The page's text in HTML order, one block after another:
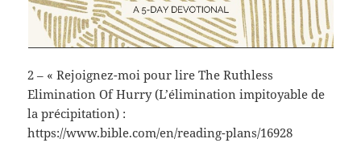
2 – « Rejoignez-moi pour lire The Ruthless
Elimination Of Hurry (L’élimination impitoyable de
la précipitation) :
https://www.bible.com/en/reading-plans/16928